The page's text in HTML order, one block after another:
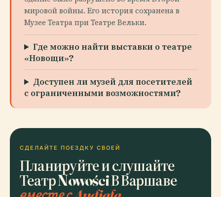
мировой войны. Его история сохранена в
Музее Театра при Театре Вельки.
Где можно найти выставки о театре
«Новощи»?
Доступен ли музей для посетителей
с ограниченными возможностями?
СДЕЛАЙТЕ ПОЕЗДКУ СВОЕЙ
Планируйте и слушайте
Театр Nowości В Варшаве